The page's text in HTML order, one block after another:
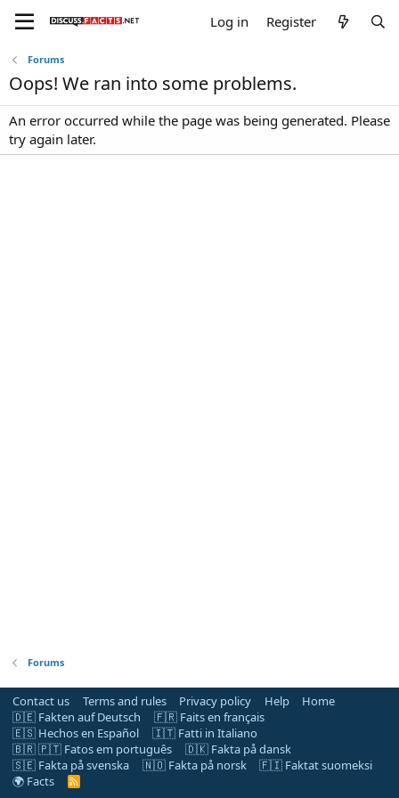
Log in Register
Forums
Oops! We ran into some problems.
An error occurred while the page was being generated. Please
try again later.
Forums
Contact us Terms and rules Privacy policy Help
Home
🇩🇪 Fakten auf Deutsch
🇫🇷 Faits en français
🇪🇸 Hechos en Español
🇮🇹 Fatti in Italiano
🇧🇷 🇵🇹 Fatos em português
🇩🇰 Fakta på dansk
🇸🇪 Fakta på svenska
🇳🇴 Fakta på norsk
🇫🇮 Faktat suomeksi
🌍 Facts
R